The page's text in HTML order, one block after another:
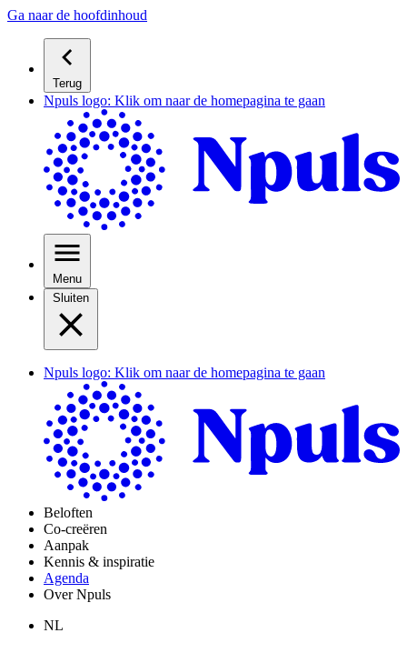
Ga naar de hoofdinhoud
Terug
Npuls logo: Klik om naar de homepagina te gaan
Menu
Sluiten
Npuls logo: Klik om naar de homepagina te gaan
Beloften
Co-creëren
Aanpak
Kennis & inspiratie
Agenda
Over Npuls
NL